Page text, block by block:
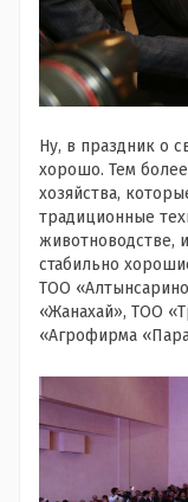
Ну, в праздник о
хорошо. Тем
хозяйства,
традиционные
животноводстве,
стабильно
ТОО
«Жанахай», ТОО
«Агрофирма